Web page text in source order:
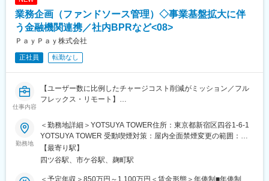
・50～100人月規模のプロジェクト統括マネジメント
・顧客とのサービス企画、要件定義および価値設計
・パートナー企業とのリレーション構築
・エンジニアやディレクターとの連携およびマネジメント
・ビジネスプランニング、リリース後の成長戦略の推進
プロジェクトの初期段階から参画し、顧客と成功定義を共有しま
す。具体的には週次の定例会議での合意形成や、内製チームとの
おり、ドキュメント作成等の事務作業は自動化を進めています。
意思決定やステークホルダー交渉にリソースを集中できる体制で
す。
■ はたらき方/環境
フルリモートワークを導入し、効率的な働き方を推奨していま
業務企画（ファンドソース管理）◇事業基盤拡大に伴
う金融機関連携／社内BPRなど<08>
ＰａｙＰａｙ株式会社
正社員 転勤なし
仕事内容
【ユーザー数に比例したチャージコスト削減がミッション／フル
フレックス・リモート】
■PayPay
2018年にサービスを開始してから約7年で、ユーザー数7,000万人
を突破したフィンテック企業「PayPay」。
私たちは日本におけるキャッシュレス決済、そしてそれを基盤と
した金融ライフプラットフォームの普及を一気に推進することを
目指しています。
勤務地
＜勤務地詳細＞YOTSUYA TOWER住所：東京都新宿区四谷1-6-1
YOTSUYA TOWER 受動喫煙対策：屋内全面禁煙変更の範囲：会
社の定める事業所（リモートワーク含む）
【最寄り駅】
四ツ谷駅、市ケ谷駅、麹町駅
＜予定年収＞850万円～1,100万円＜賃金形態＞年俸制■年俸制